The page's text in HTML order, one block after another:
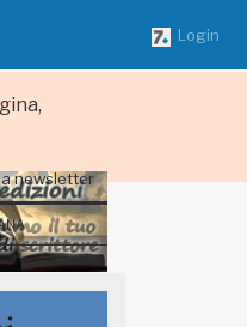
Login
newsletter